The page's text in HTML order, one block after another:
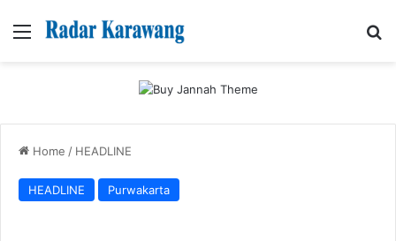
Menu
Home / HEADLINE
HEADLINE Purwakarta